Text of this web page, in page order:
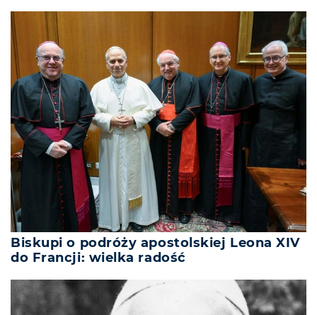
Biskupi o podróży apostolskiej Leona XIV
do Francji: wielka radość